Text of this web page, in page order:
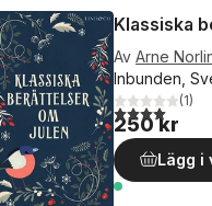
Klassiska
Av Arne
Inbunden,
4,0utav 5(1)
250 kr
Lägg i